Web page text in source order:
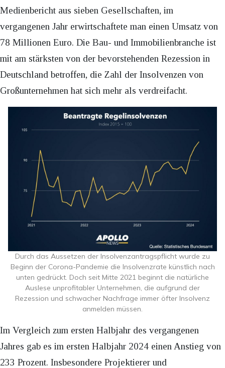
Medienbericht aus sieben Gesellschaften, im
vergangenen Jahr erwirtschaftete man einen Umsatz von
78 Millionen Euro. Die Bau- und Immobilienbranche ist
mit am stärksten von der bevorstehenden Rezession in
Deutschland betroffen, die Zahl der Insolvenzen von
Großunternehmen hat sich mehr als verdreifacht.
Durch das Aussetzen der Insolvenzantragspflicht wurde zu
Beginn der Corona-Pandemie die Insolvenzrate künstlich nach
unten gedrückt. Doch seit Mitte 2021 beginnt die natürliche
Auslese unprofitabler Unternehmen, die aufgrund der
Rezession und schwacher Nachfrage immer öfter Insolvenz
anmelden müssen.
Im Vergleich zum ersten Halbjahr des vergangenen
Jahres gab es im ersten Halbjahr 2024 einen Anstieg von
233 Prozent. Insbesondere Projektierer und